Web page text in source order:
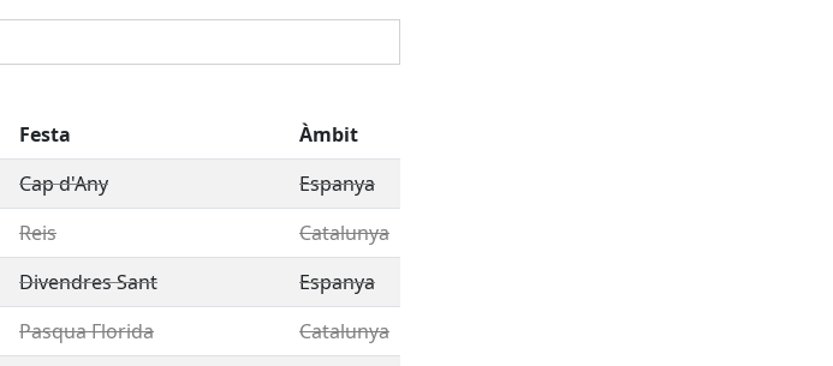
Festa
Àmbit
Cap d'Any
Espanya
Reis
Catalunya
Divendres Sant
Espanya
Pasqua Florida
Catalunya